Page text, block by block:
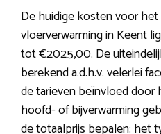
De huidige kosten voor het
vloerverwarming in Keent
tot €2025,00. De
berekend a.d.h.v. velerlei
de tarieven beïnvloed
hoofd- of bijverwarming
de totaalprijs bepalen: het